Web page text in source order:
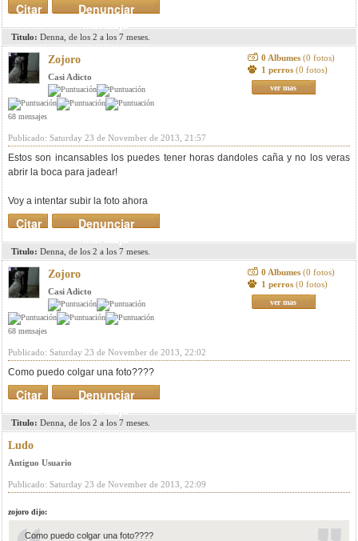
Denunciar
mensaje
Citar
Titulo: Denna, de los 2 a los 7 meses.
Zojoro
Casi Adicto
68 mensajes
0 Albumes (0 fotos)
1 perros (0 fotos)
ver mas
Publicado: Saturday 23 de November de 2013, 21:57
Estos son incansables los puedes tener horas dandoles caña y no los veras
abrir la boca para jadear!
Voy a intentar subir la foto ahora
Denunciar
mensaje
Citar
Titulo: Denna, de los 2 a los 7 meses.
Zojoro
Casi Adicto
68 mensajes
0 Albumes (0 fotos)
1 perros (0 fotos)
ver mas
Publicado: Saturday 23 de November de 2013, 22:02
Como puedo colgar una foto????
Denunciar
mensaje
Citar
Titulo: Denna, de los 2 a los 7 meses.
Ludo
Antiguo Usuario
Publicado: Saturday 23 de November de 2013, 22:09
zojoro dijo:
Como puedo colgar una foto????